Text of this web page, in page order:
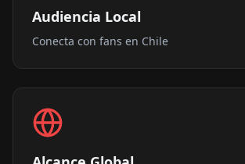
Audiencia Local
Conecta con fans en Chile